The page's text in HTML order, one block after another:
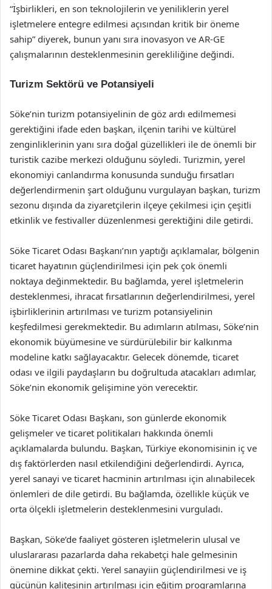
“İşbirlikleri, en son teknolojilerin ve yeniliklerin yerel
işletmelere entegre edilmesi açısından kritik bir öneme
sahip” diyerek, bunun yanı sıra inovasyon ve AR-GE
çalışmalarının desteklenmesinin gerekliliğine değindi.
Turizm Sektörü ve Potansiyeli
Söke’nin turizm potansiyelinin de göz ardı edilmemesi
gerektiğini ifade eden başkan, ilçenin tarihi ve kültürel
zenginliklerinin yanı sıra doğal güzellikleri ile de önemli bir
turistik cazibe merkezi olduğunu söyledi. Turizmin, yerel
ekonomiyi canlandırma konusunda sunduğu fırsatları
değerlendirmenin şart olduğunu vurgulayan başkan, turizm
sezonu dışında da ziyaretçilerin ilçeye çekilmesi için çeşitli
etkinlik ve festivaller düzenlenmesi gerektiğini dile getirdi.
Söke Ticaret Odası Başkanı’nın yaptığı açıklamalar, bölgenin
ticaret hayatının güçlendirilmesi için pek çok önemli
noktaya değinmektedir. Bu bağlamda, yerel işletmelerin
desteklenmesi, ihracat fırsatlarının değerlendirilmesi, yerel
işbirliklerinin artırılması ve turizm potansiyelinin
keşfedilmesi gerekmektedir. Bu adımların atılması, Söke’nin
ekonomik büyümesine ve sürdürülebilir bir kalkınma
modeline katkı sağlayacaktır. Gelecek dönemde, ticaret
odası ve ilgili paydaşların bu doğrultuda atacakları adımlar,
Söke’nin ekonomik gelişimine yön verecektir.
Söke Ticaret Odası Başkanı, son günlerde ekonomik
gelişmeler ve ticaret politikaları hakkında önemli
açıklamalarda bulundu. Başkan, Türkiye ekonomisinin iç ve
dış faktörlerden nasıl etkilendiğini değerlendirdi. Ayrıca,
yerel sanayi ve ticaret hacminin artırılması için alınabilecek
önlemleri de dile getirdi. Bu bağlamda, özellikle küçük ve
orta ölçekli işletmelerin desteklenmesini vurguladı.
Başkan, Söke’de faaliyet gösteren işletmelerin ulusal ve
uluslararası pazarlarda daha rekabetçi hale gelmesinin
önemine dikkat çekti. Yerel sanayiin güçlendirilmesi ve iş
gücünün kalitesinin artırılması için eğitim programlarına